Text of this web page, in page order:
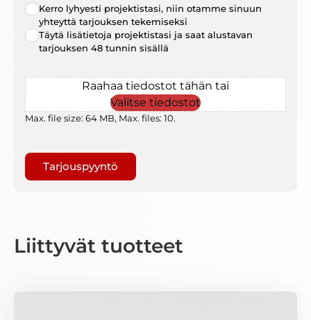
Radio
choice*
Kerro lyhyesti projektistasi, niin otamme sinuun
yhteyttä tarjouksen tekemiseksi
Täytä lisätietoja projektistasi ja saat alustavan
tarjouksen 48 tunnin sisällä
File
Raahaa tiedostot tähän tai
Valitse tiedostot
Max. file size: 64 MB, Max. files: 10.
Liittyvät tuotteet